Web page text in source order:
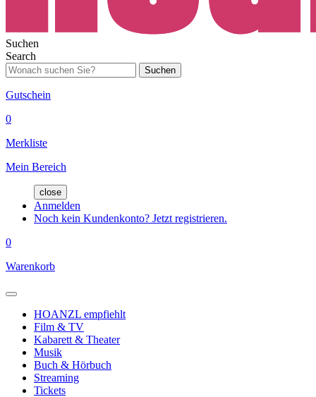
Suchen
Search
Suchen
Gutschein
0
Merkliste
Mein Bereich
close
Anmelden
Noch kein Kundenkonto? Jetzt registrieren.
0
Warenkorb
HOANZL empfiehlt
Film & TV
Kabarett & Theater
Musik
Buch & Hörbuch
Streaming
Tickets